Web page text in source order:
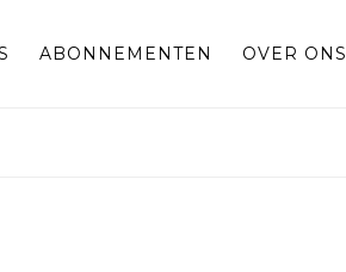
ABONNEMENTEN OVER ONS